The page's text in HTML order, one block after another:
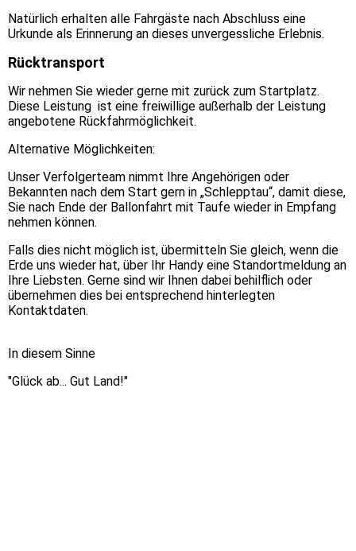
Natürlich erhalten alle Fahrgäste nach Abschluss eine
Urkunde als Erinnerung an dieses unvergessliche Erlebnis.
Rücktransport
Wir nehmen Sie wieder gerne mit zurück zum Startplatz.
Diese Leistung ist eine freiwillige außerhalb der Leistung
angebotene Rückfahrmöglichkeit.
Alternative Möglichkeiten:
Unser Verfolgerteam nimmt Ihre Angehörigen oder
Bekannten nach dem Start gern in „Schlepptau“, damit diese,
Sie nach Ende der Ballonfahrt mit Taufe wieder in Empfang
nehmen können.
Falls dies nicht möglich ist, übermitteln Sie gleich, wenn die
Erde uns wieder hat, über Ihr Handy eine Standortmeldung an
Ihre Liebsten. Gerne sind wir Ihnen dabei behilflich oder
übernehmen dies bei entsprechend hinterlegten
Kontaktdaten.
In diesem Sinne
"Glück ab... Gut Land!"